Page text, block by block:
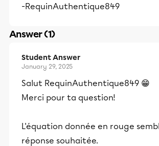
-RequinAuthentique849
Answer (1)
Student Answer
January 29, 2025
Salut RequinAuthentique849 😁
Merci pour ta question!
L'équation donnée en rouge
réponse souhaitée.